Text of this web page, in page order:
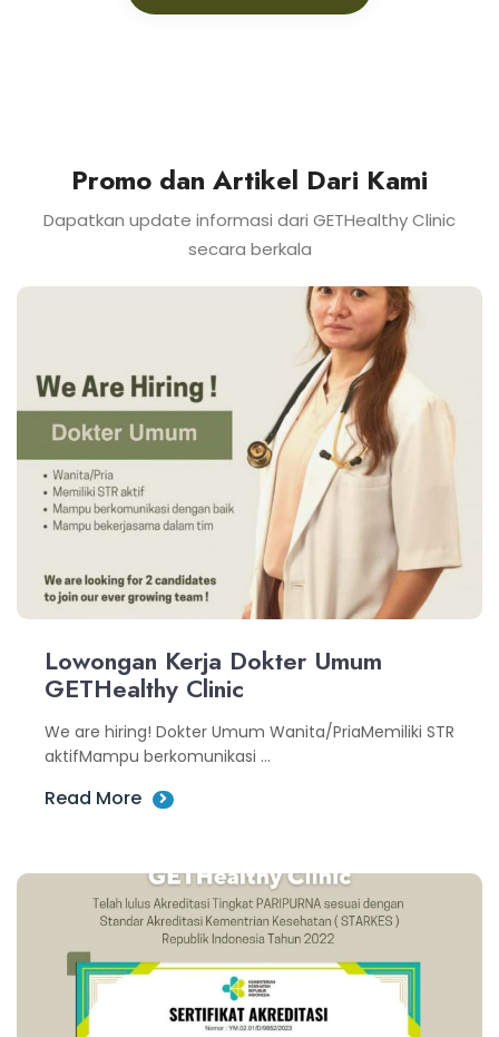
Promo dan Artikel Dari Kami
Dapatkan update informasi dari GETHealthy Clinic
secara berkala
Lowongan Kerja Dokter Umum
GETHealthy Clinic
We are hiring! Dokter Umum Wanita/PriaMemiliki STR
aktifMampu berkomunikasi ...
Read More